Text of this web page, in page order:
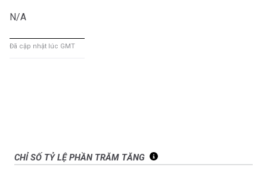
N/A
Đã cập nhật lúc GMT
CHỈ SỐ TỶ LỆ PHẦN TRĂM TĂNG